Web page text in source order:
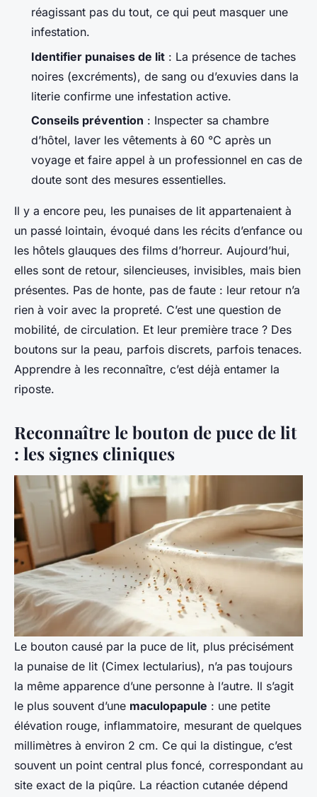
réagissant pas du tout, ce qui peut masquer une
infestation.
Identifier punaises de lit : La présence de taches
noires (excréments), de sang ou d’exuvies dans la
literie confirme une infestation active.
Conseils prévention : Inspecter sa chambre
d’hôtel, laver les vêtements à 60 °C après un
voyage et faire appel à un professionnel en cas de
doute sont des mesures essentielles.
Il y a encore peu, les punaises de lit appartenaient à
un passé lointain, évoqué dans les récits d’enfance ou
les hôtels glauques des films d’horreur. Aujourd’hui,
elles sont de retour, silencieuses, invisibles, mais bien
présentes. Pas de honte, pas de faute : leur retour n’a
rien à voir avec la propreté. C’est une question de
mobilité, de circulation. Et leur première trace ? Des
boutons sur la peau, parfois discrets, parfois tenaces.
Apprendre à les reconnaître, c’est déjà entamer la
riposte.
Reconnaître le bouton de puce de lit
: les signes cliniques
Le bouton causé par la puce de lit, plus précisément
la punaise de lit (Cimex lectularius), n’a pas toujours
la même apparence d’une personne à l’autre. Il s’agit
le plus souvent d’une maculopapule : une petite
élévation rouge, inflammatoire, mesurant de quelques
millimètres à environ 2 cm. Ce qui la distingue, c’est
souvent un point central plus foncé, correspondant au
site exact de la piqûre. La réaction cutanée dépend